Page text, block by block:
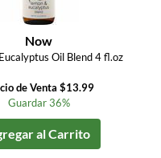
Now
Oil Blend 4 fl.oz
de Venta $13.99
Guardar 36%
al Carrito